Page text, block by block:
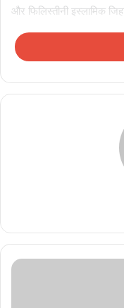
और फिलिस्तीनी इस्लामिक
Related Articles
की,
बयान